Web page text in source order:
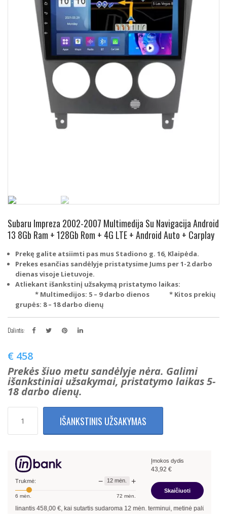
Subaru Impreza 2002-2007 Multimedija Su Navigacija Android
13 8Gb Ram + 128Gb Rom + 4G LTE + Android Auto + Carplay
Prekę galite atsiimti pas mus Stadiono g. 16, Klaipėda.
Prekes esančias sandėlyje pristatysime Jums per 1-2 darbo
dienas visoje Lietuvoje.
Atliekant išankstinį užsakymą pristatymo laikas:
* Multimedijos: 5 – 9 darbo dienos * Kitos prekių
grupės: 8 – 18 darbo dienų
Dalintis:
€ 458
Prekės šiuo metu sandėlyje nėra. Galimi
išankstiniai užsakymai, pristatymo laikas 5-
18 darbo dienų.
kiekis:
2007
Multimedija
Su
Navigacija
IŠANKSTINIS UŽSAKYMAS
Trukmė: − 12 mėn. +
6 mėn. 72 mėn.
Įmokos dydis
43,92 €
Skaičiuoti
458,00€, kai sutartis sudaroma12mėn. terminui, metinė palūkanų